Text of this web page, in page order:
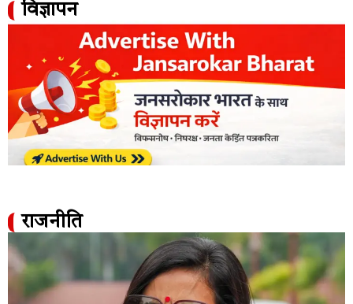
विज्ञापन
राजनीति